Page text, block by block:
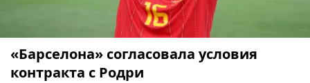
«Барселона» согласовала условия
контракта с Родри